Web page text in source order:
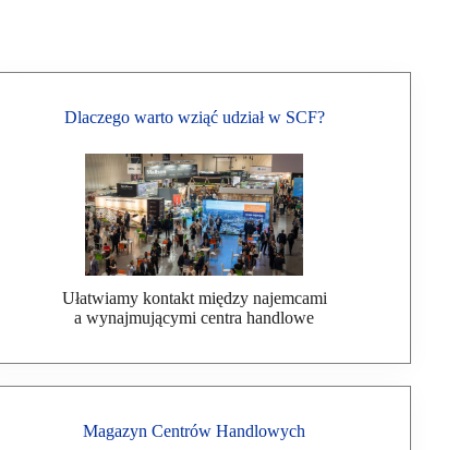
Dlaczego warto wziąć udział w SCF?
Ułatwiamy kontakt między najemcami
a wynajmującymi centra handlowe
Magazyn Centrów Handlowych